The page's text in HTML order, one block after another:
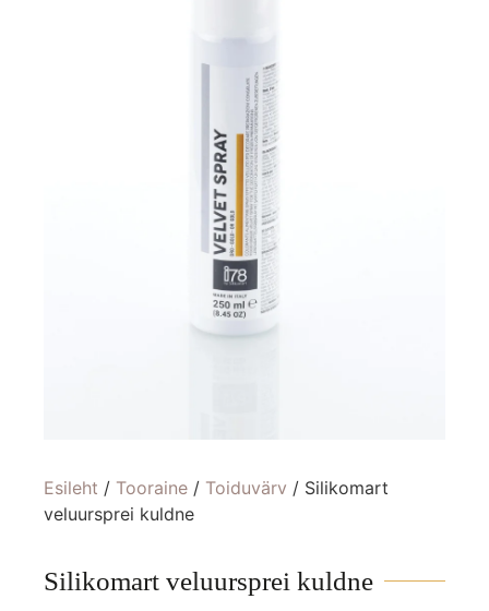
Esileht / Tooraine / Toiduvärv / Silikomart
veluursprei kuldne
Silikomart veluursprei kuldne